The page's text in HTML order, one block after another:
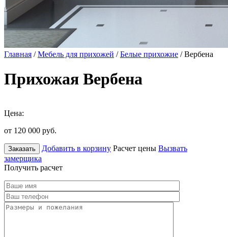
Главная /Мебель для прихожей /Белые прихожие / Вербена
Прихожая Вербена
Цена:
от 120 000 руб.
Заказать Добавить в корзину Расчет цены Вызвать
замерщика
Получить расчет